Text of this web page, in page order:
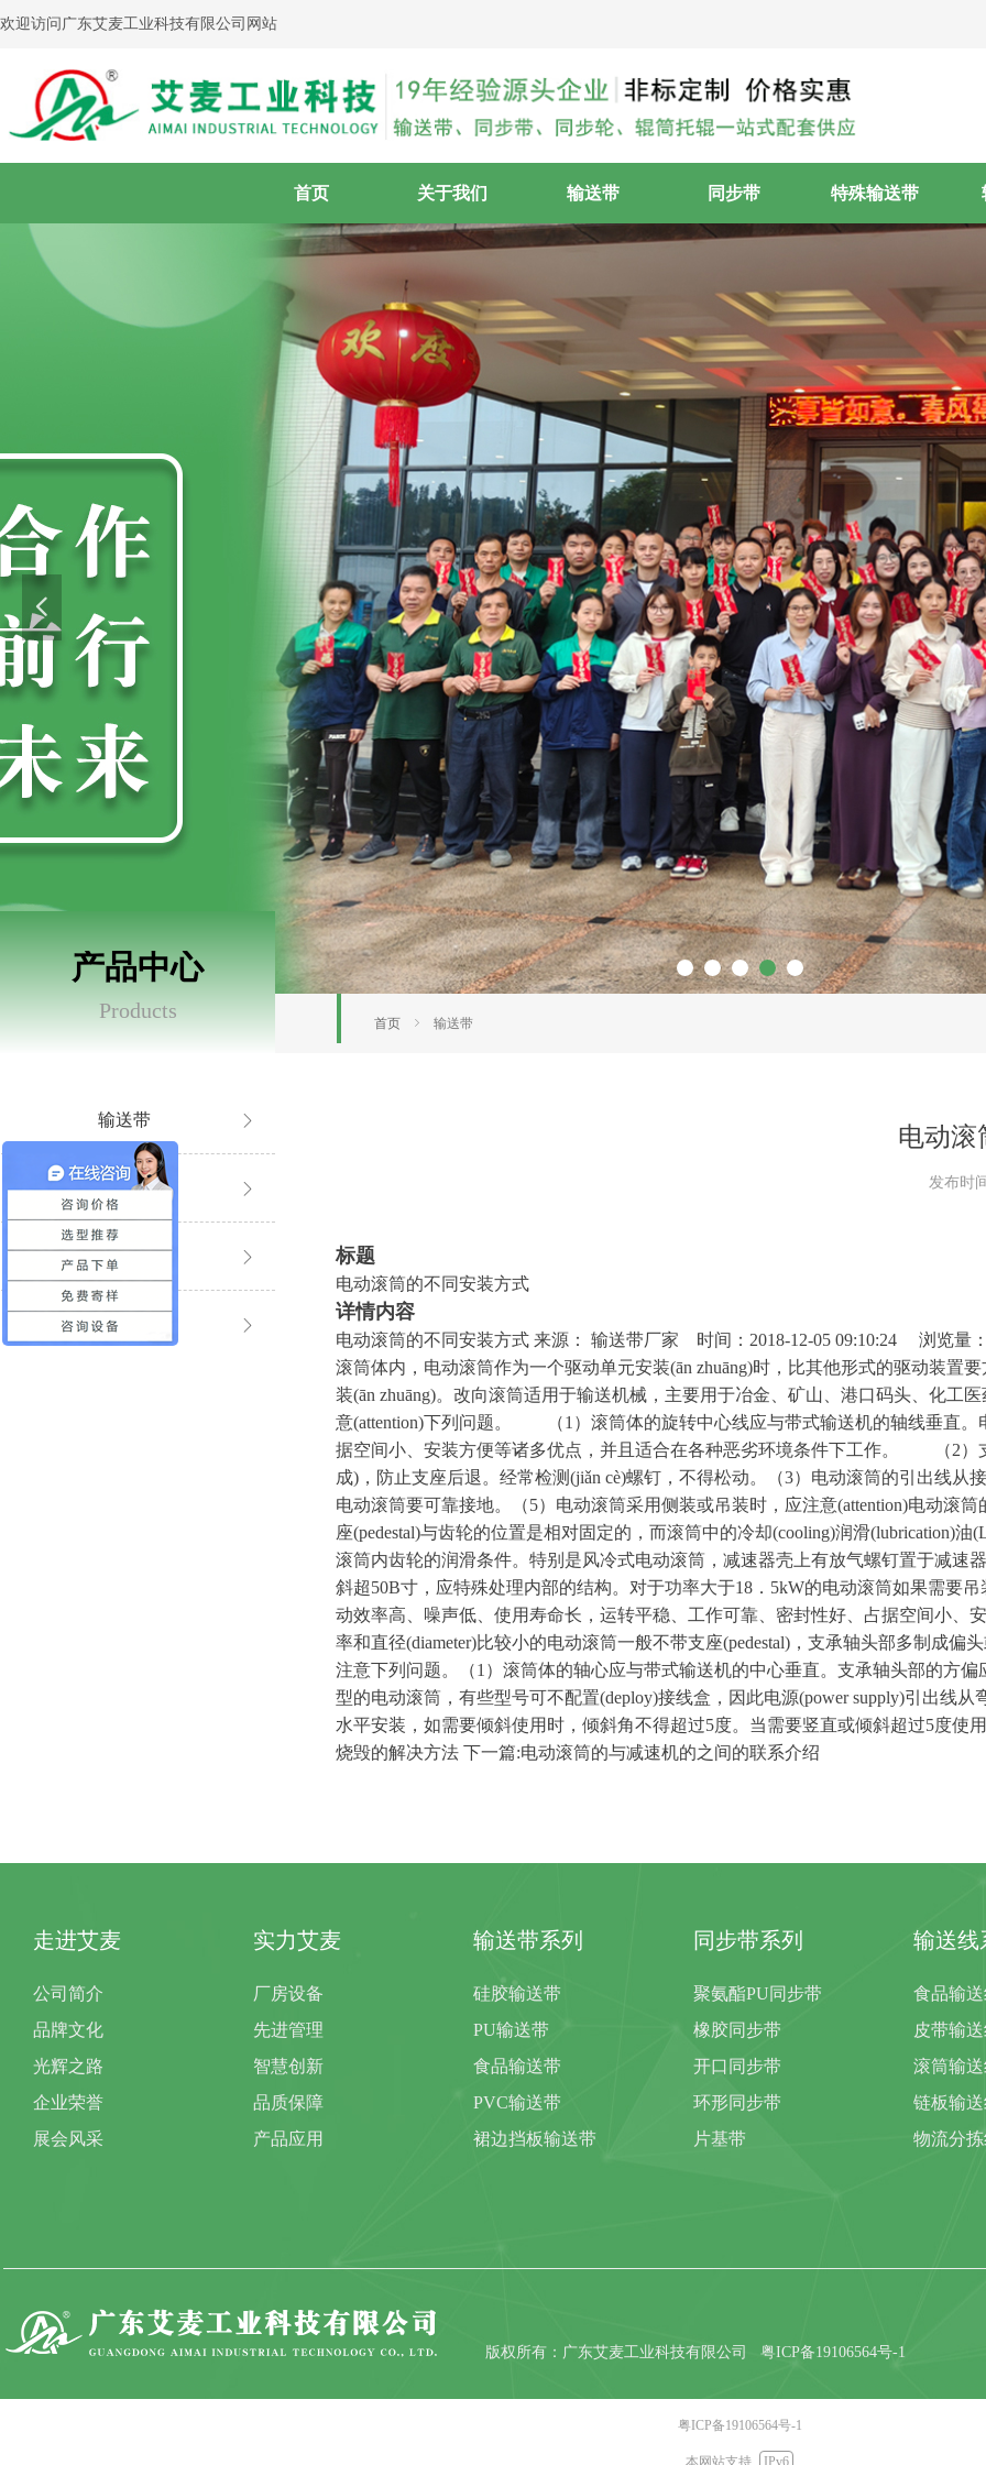
넳
首页 关于我们 输送带 同步带 特殊输送带
欢迎访问广东艾麦工业科技有限公司网站
电动滚
标题
电动滚筒的不同安装方式
详情内容
电动滚筒的不同安装方式 来源 ： 输送带厂家 时间 ： 2018-12-05 09:10:24 浏览量
滚筒体内，电动滚筒作为一个驱动单元安装(ān zhuāng)时，比其他形式的驱动装置
装(ān zhuāng)。改向滚筒适用于输送机械，主要用于冶金、矿山、港口码头、化工
意(attention)下列问题。 （1 ）滚筒体的旋转中心线应与带式输送机的轴线垂直。
据空间小、安装方便等诸多优点，并且适合在各种恶劣环境条件下工作。 （2）
成) ，防止支座后退。经常检测(jiǎn cè)螺钉，不得松动。 （3）电动滚筒的引出线从
电动滚筒要可靠接地。
（5）电动滚筒采用侧装或吊装时，应注意(attention)电动滚筒
座(pedestal)与齿轮的位置是相对固定的，而滚筒中的冷却(cooling)润滑(lubrication)油
滚筒内齿轮的润滑条件。特别是风冷式电动滚筒，减速器壳上有放气螺钉置于减速
斜超50B寸，应特殊处理内部的结构。对于功率大于18 ． 5kW的电动滚筒如果需要吊
动效率高、噪声低、使用寿命长，运转平稳、工作可靠、密封性好、占据空间小、
率和直径(diameter)比较小的电动滚筒一般不带支座(pedestal) ，支承轴头部多制成偏
注意下列问题。
（1 ）滚筒体的轴心应与带式输送机的中心垂直。支承轴头部的方偏
型的电动滚筒，有些型号可不配置(deploy)接线盒，因此电源(power supply)引出线从
水平安装，如需要倾斜使用时，倾斜角不得超过5度。当需要竖直或倾斜超过5度使
烧毁的解决方法 下一篇:电动滚筒的与减速机的之间的联系介绍
首页 ꁇ 输送带
发布时
产品中心
Products
输送带 ꁕ
同步带 ꁕ
输送线 ꁕ
滚筒系列 ꁕ
走进艾麦
公司简介
品牌文化
光辉之路
企业荣誉
展会风采
实力艾麦
厂房设备
先进管理
智慧创新
品质保障
产品应用
输送带系列
硅胶输送带
PU输送带
食品输送带
PVC输送带
裙边挡板输送带
同步带系列
聚氨酯PU同步带
橡胶同步带
开口同步带
环形同步带
片基带
输送线
食品输
皮带输
滚筒输
链板输
物流分
版权所有：广东艾麦工业科技有限公司 粤ICP备19106564号-1
粤ICP备19106564号-1
本网站支持 IPv6